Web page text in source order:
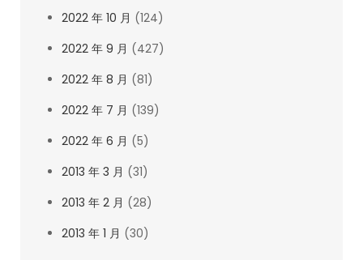
2022 年 10 月 (124)
2022 年 9 月 (427)
2022 年 8 月 (81)
2022 年 7 月 (139)
2022 年 6 月 (5)
2013 年 3 月 (31)
2013 年 2 月 (28)
2013 年 1 月 (30)